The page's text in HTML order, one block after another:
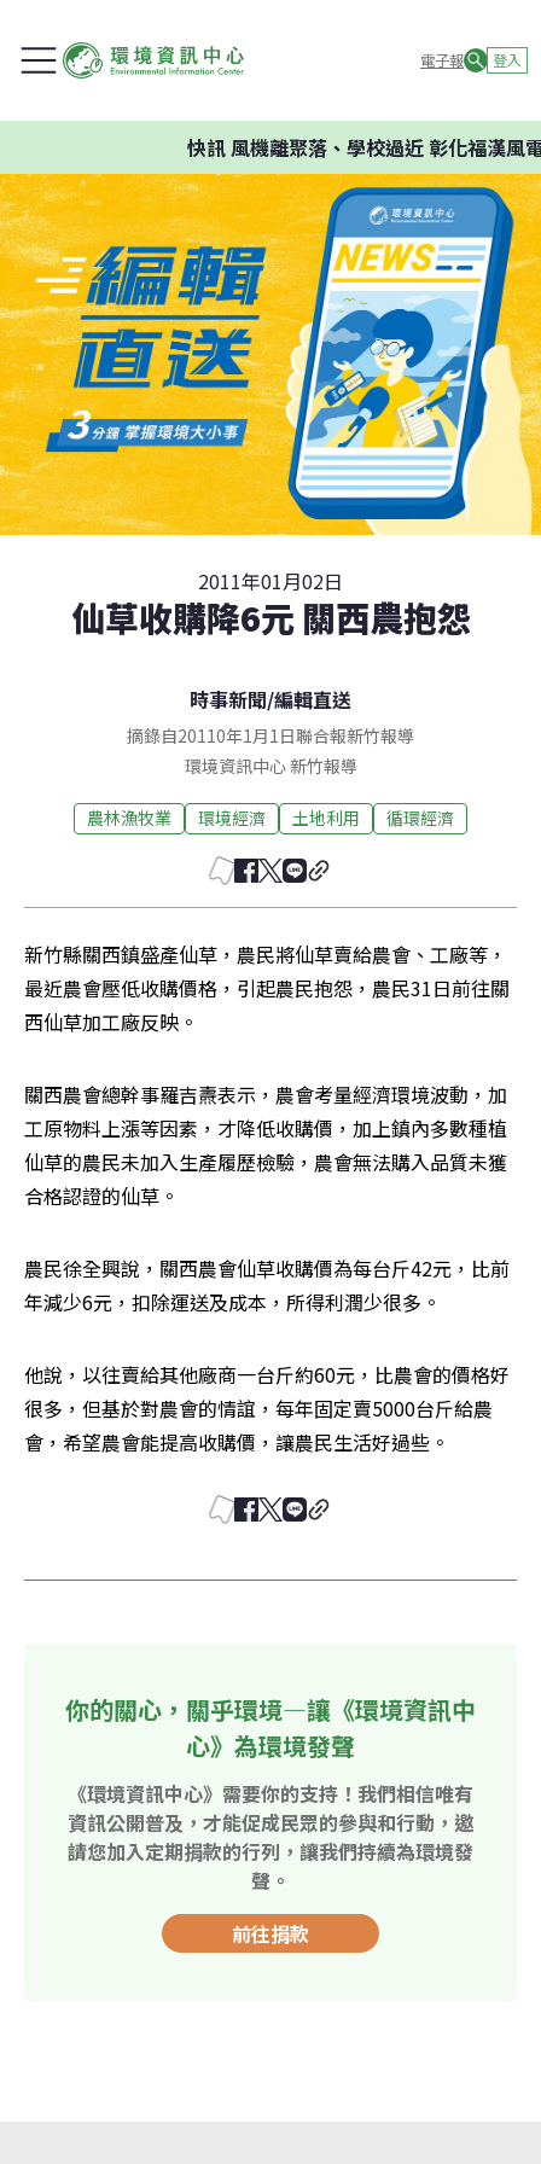
電子報 登入
快訊風機離聚落、學校過近 彰化福漢風電
2011年01月02日
仙草收購降6元 關西農抱怨
時事新聞/編輯直送
摘錄自20110年1月1日聯合報新竹報導
環境資訊中心新竹報導
農林漁牧業 環境經濟 土地利用 循環經濟
新竹縣關西鎮盛產仙草，農民將仙草賣給農會、工廠等，
最近農會壓低收購價格，引起農民抱怨，農民31日前往關
西仙草加工廠反映。
關西農會總幹事羅吉燾表示，農會考量經濟環境波動，加
工原物料上漲等因素，才降低收購價，加上鎮內多數種植
仙草的農民未加入生產履歷檢驗，農會無法購入品質未獲
合格認證的仙草。
農民徐全興說，關西農會仙草收購價為每台斤42元，比前
年減少6元，扣除運送及成本，所得利潤少很多。
他說，以往賣給其他廠商一台斤約60元，比農會的價格好
很多，但基於對農會的情誼，每年固定賣5000台斤給農
會，希望農會能提高收購價，讓農民生活好過些。
你的關心，關乎環境—讓《環境資訊中
心》為環境發聲
《環境資訊中心》需要你的支持！我們相信唯有
資訊公開普及，才能促成民眾的參與和行動，邀
請您加入定期捐款的行列，讓我們持續為環境發
聲。
前往捐款